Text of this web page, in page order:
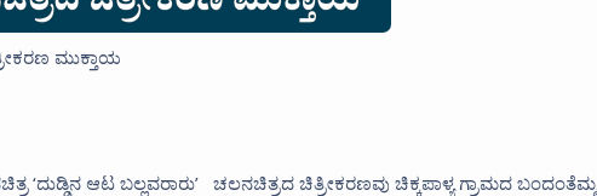
ಮುಕ್ತಾಯ
ಆಟ ಬಲ್ಲವರಾರು’ ಚಲನಚಿತ್ರದ ಚಿತ್ರೀಕರಣವು ಚಿಕ್ಕಪಾಳ್ಯ ಗ್ರಾಮದ ಬಂದಂತೆಮ್ಮ